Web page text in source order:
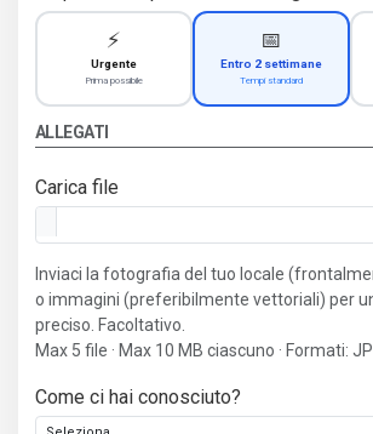
⚡
Urgente
Prima possibile
📅
Entro 2 settimane
Tempi standard
ALLEGATI
Carica file
Inviaci la fotografia del tuo locale
o immagini (preferibilmente vettoriali) per
preciso. Facoltativo.
Max 5 file · Max 10 MB ciascuno · Formati:
Come ci hai conosciuto?